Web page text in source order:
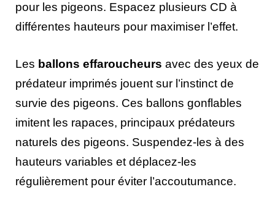
pour les pigeons. Espacez plusieurs CD à
différentes hauteurs pour maximiser l’effet.
Les ballons effaroucheurs avec des yeux de
prédateur imprimés jouent sur l’instinct de
survie des pigeons. Ces ballons gonflables
imitent les rapaces, principaux prédateurs
naturels des pigeons. Suspendez-les à des
hauteurs variables et déplacez-les
régulièrement pour éviter l’accoutumance.